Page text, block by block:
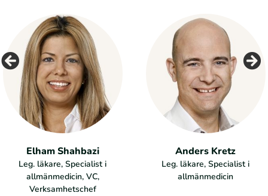
Elham Shahbazi
Leg. läkare, Specialist i
allmänmedicin, VC,
Verksamhetschef
Anders Kretz
Leg. läkare, Specialist i
allmänmedicin